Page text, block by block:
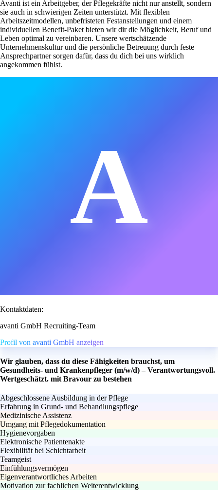
Avanti ist ein Arbeitgeber, der Pflegekräfte nicht nur anstellt, sondern
sie auch in schwierigen Zeiten unterstützt. Mit flexiblen
Arbeitszeitmodellen, unbefristeten Festanstellungen und einem
individuellen Benefit-Paket bieten wir dir die Möglichkeit, Beruf und
Leben optimal zu vereinbaren. Unsere wertschätzende
Unternehmenskultur und die persönliche Betreuung durch feste
Ansprechpartner sorgen dafür, dass du dich bei uns wirklich
angekommen fühlst.
A
Kontaktdaten:
avanti GmbH Recruiting-Team
Profil von avanti GmbH anzeigen
Wir glauben, dass du diese Fähigkeiten brauchst, um
Gesundheits- und Krankenpfleger (m/w/d) – Verantwortungsvoll.
Wertgeschätzt. mit Bravour zu bestehen
Abgeschlossene Ausbildung in der Pflege
Erfahrung in Grund- und Behandlungspflege
Medizinische Assistenz
Umgang mit Pflegedokumentation
Hygienevorgaben
Elektronische Patientenakte
Flexibilität bei Schichtarbeit
Teamgeist
Einfühlungsvermögen
Eigenverantwortliches Arbeiten
Motivation zur fachlichen Weiterentwicklung